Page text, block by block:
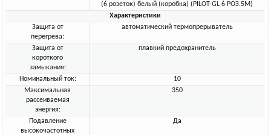
(6 розеток) белый (коробка) (PILOT-GL 6 РОЗ.5М)
Характеристики
Защита от
перегрева:
автоматический термопрерыватель
Защита от
короткого
замыкания:
плавкий предохранитель
Номинальный ток:
10
Максимальная
рассеиваемая
энергия:
350
Подавление
высокочастотных
Да